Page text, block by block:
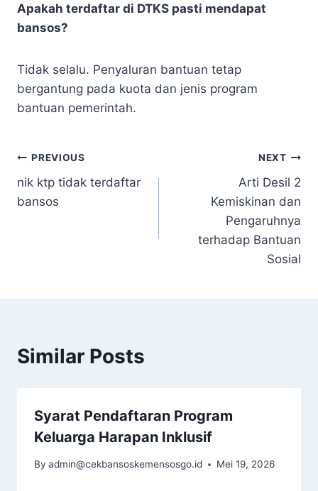
Apakah terdaftar di DTKS pasti mendapat
bansos?
Tidak selalu. Penyaluran bantuan tetap
bergantung pada kuota dan jenis program
bantuan pemerintah.
Navigasi
pos
PREVIOUS
nik ktp tidak terdaftar
bansos
NEXT
Arti Desil 2
Kemiskinan dan
Pengaruhnya
terhadap Bantuan
Sosial
Similar Posts
Syarat Pendaftaran Program
Keluarga Harapan Inklusif
By admin@cekbansoskemensosgo.id Mei 19, 2026